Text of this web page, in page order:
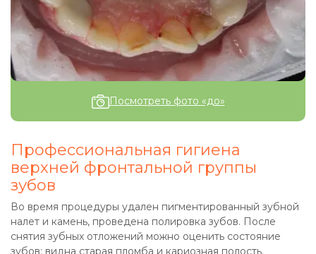
Посмотреть фото «до»
Профессиональная гигиена
верхней фронтальной группы
зубов
Во время процедуры удален пигментированный зубной
налет и камень, проведена полировка зубов. После
снятия зубных отложений можно оценить состояние
зубов: видна старая пломба и кариозная полость.